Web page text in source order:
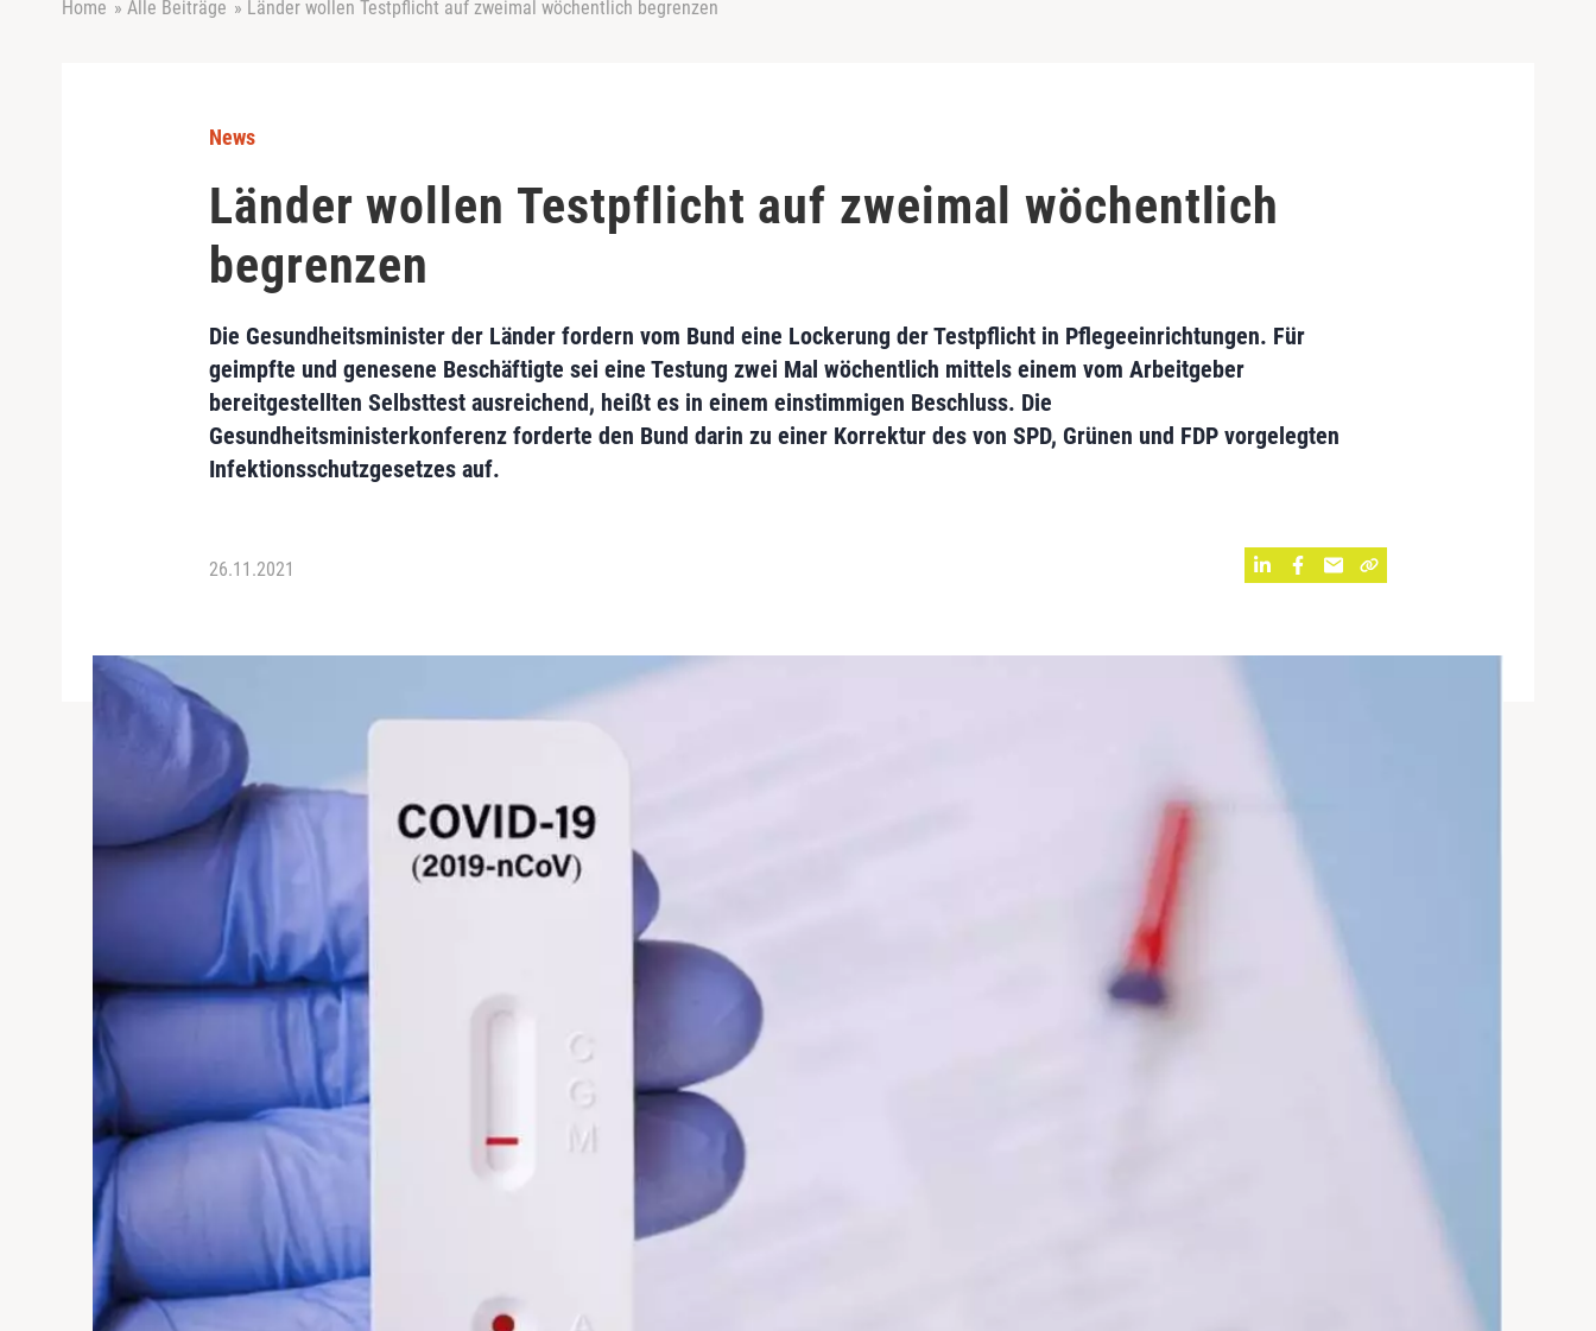
Home » Alle Beiträge » Länder wollen Testpflicht auf zweimal wöchentlich begrenzen
News
Länder wollen Testpflicht auf zweimal wöchentlich
begrenzen
Die Gesundheitsminister der Länder fordern vom Bund eine Lockerung der Testpflicht in Pflegeeinrichtungen. Für
geimpfte und genesene Beschäftigte sei eine Testung zwei Mal wöchentlich mittels einem vom Arbeitgeber
bereitgestellten Selbsttest ausreichend, heißt es in einem einstimmigen Beschluss. Die
Gesundheitsministerkonferenz forderte den Bund darin zu einer Korrektur des von SPD, Grünen und FDP vorgelegten
Infektionsschutzgesetzes auf.
26.11.2021